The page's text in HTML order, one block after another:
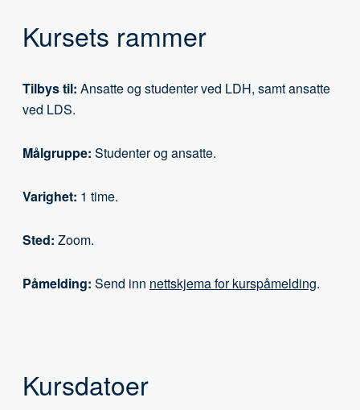
Kursets rammer
Tilbys til: Ansatte og studenter ved LDH, samt ansatte
ved LDS.
Målgruppe: Studenter og ansatte.
Varighet: 1 time.
Sted: Zoom.
Påmelding: Send inn nettskjema for kurspåmelding.
Kursdatoer